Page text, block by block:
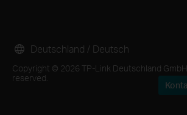
Copyright © 2026 TP-Link Deutschland
reserved.
Deutschland / Deutsch